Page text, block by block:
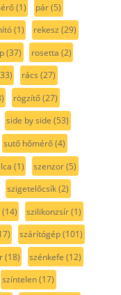
(1) pár(5)
(1) rekesz (29)
(37) rosetta (2)
rács (27)
rögzítő(27)
side by side (53)
sutő hőmérő(4)
(1) szenzor(5)
szigetelőcsík(2)
(14) szilikonzsír(1)
szárítógép(101)
(18) szénkefe (12)
színtelen(17)